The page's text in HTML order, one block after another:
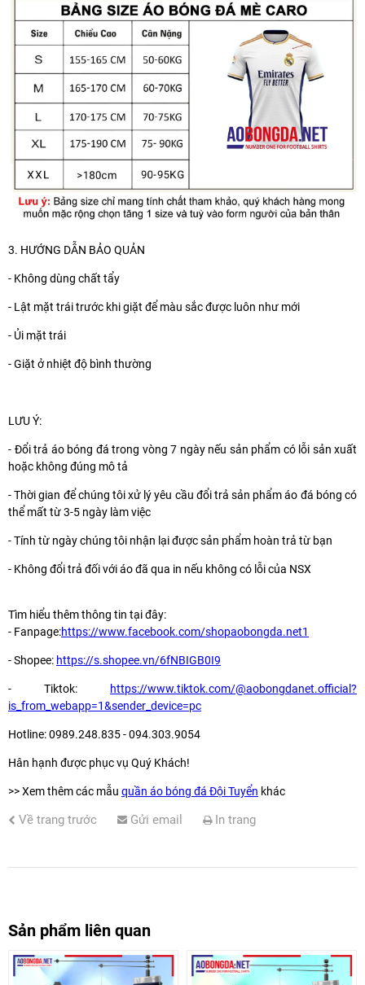
3. HƯỚNG DẪN BẢO QUẢN
- Không dùng chất tẩy
- Lật mặt trái trước khi giặt để màu sắc được luôn như mới
- Ủi mặt trái
- Giặt ở nhiệt độ bình thường
LƯU Ý:
- Đổi trả áo bóng đá trong vòng 7 ngày nếu sản phẩm có lỗi sản xuất
hoặc không đúng mô tả
- Thời gian để chúng tôi xử lý yêu cầu đổi trả sản phẩm áo đá bóng có
thể mất từ 3-5 ngày làm việc
- Tính từ ngày chúng tôi nhận lại được sản phẩm hoàn trả từ bạn
- Không đổi trả đối với áo đã qua in nếu không có lỗi của NSX
Tìm hiểu thêm thông tin tại đây:
- Fanpage:https://www.facebook.com/shopaobongda.net1
- Shopee: https://s.shopee.vn/6fNBIGB0I9
- Tiktok:
https://www.tiktok.com/@aobongdanet.official?
is_from_webapp=1&sender_device=pc
Hotline: 0989.248.835 - 094.303.9054
Hân hạnh được phục vụ Quý Khách!
>> Xem thêm các mẫu quần áo bóng đá Đội Tuyển khác
Về trang trước Gửi email In trang
Sản phẩm liên quan